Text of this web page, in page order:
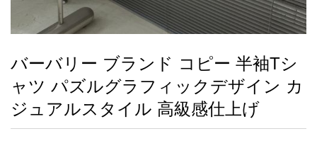
す
す
め
商
バーバリー ブランド コピー 半袖Tシ
ャツ パズルグラフィックデザイン カ
ジュアルスタイル 高級感仕上げ